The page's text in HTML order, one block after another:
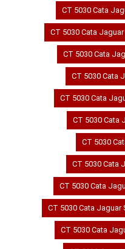
CT 5030 Cata
CT 5030 Cata Jaguar
CT 5030 Cata
CT 5030 Cata
CT 5030 Cata
CT 5030 Cata
CT 5030
CT 5030 Cata
CT 5030 Cata
CT 5030 Cata Jaguar
CT 5030 Cata